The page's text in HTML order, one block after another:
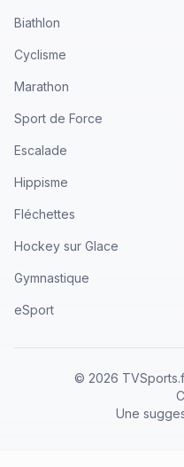
Biathlon
Cyclisme
Marathon
Sport de Force
Escalade
Hippisme
Fléchettes
Hockey sur Glace
Gymnastique
eSport
© 2026
Une